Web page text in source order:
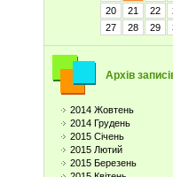
20
21 22
27
28 29
Архів
2014 Жовтень
2014 Грудень
2015 Січень
2015 Лютий
2015 Березень